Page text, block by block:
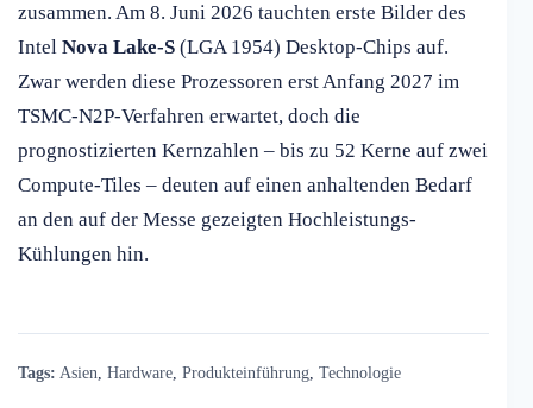
zusammen. Am 8. Juni 2026 tauchten erste Bilder des
Intel Nova Lake-S (LGA 1954) Desktop-Chips auf.
Zwar werden diese Prozessoren erst Anfang 2027 im
TSMC-N2P-Verfahren erwartet, doch die
prognostizierten Kernzahlen – bis zu 52 Kerne auf zwei
Compute-Tiles – deuten auf einen anhaltenden Bedarf
an den auf der Messe gezeigten Hochleistungs-
Kühlungen hin.
Tags: Asien Hardware Produkteinführung Technologie